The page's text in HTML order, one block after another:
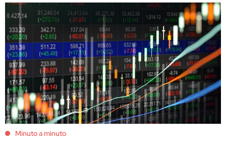
Minuto a minuto